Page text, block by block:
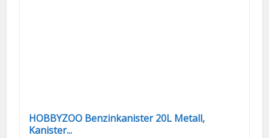
HOBBYZOO Benzinkanister 20L Metall,
Kanister...